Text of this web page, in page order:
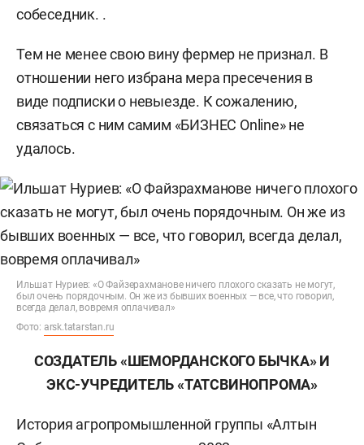
собеседник. .
Тем не менее свою вину фермер не признал. В
отношении него избрана мера пресечения в
виде подписки о невыезде. К сожалению,
связаться с ним самим «БИЗНЕС Online» не
удалось.
Ильшат Нуриев: «О Файзерахманове ничего плохого сказать не могут,
был очень порядочным. Он же из бывших военных — все, что говорил,
всегда делал, вовремя оплачивал»
Фото: arsk.tatarstan.ru
СОЗДАТЕЛЬ «ШЕМОРДАНСКОГО БЫЧКА» И
ЭКС-УЧРЕДИТЕЛЬ «ТАТСВИНОПРОМА»
История агропромышленной группы «Алтын